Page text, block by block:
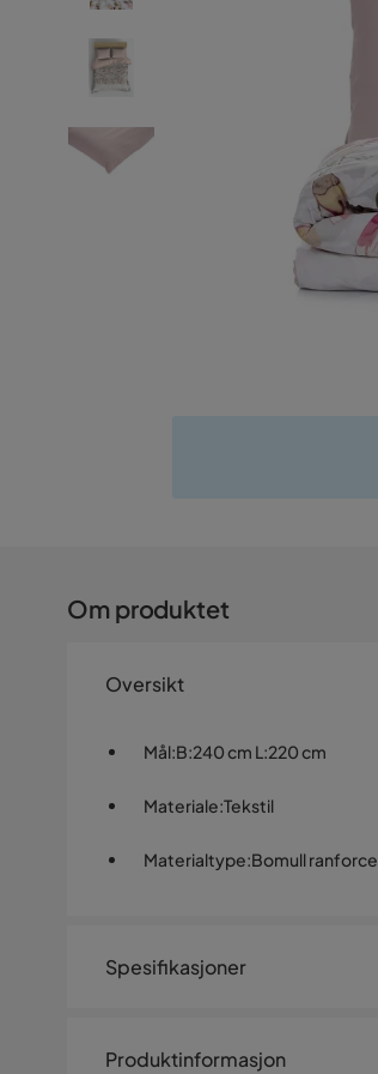
Om produktet
Oversikt
Mål:B:240 cm L:220 cm
Materiale:Tekstil
Materialtype:Bomull ranforce
Spesifikasjoner
Størrelse
Produktinformasjon